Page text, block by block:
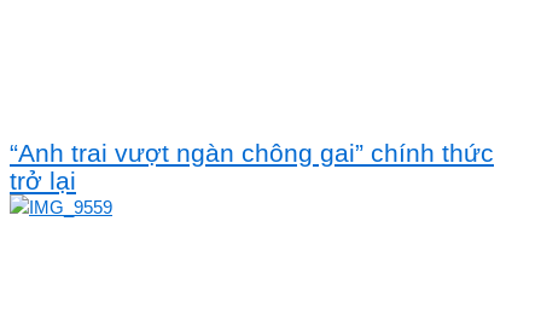
“Anh trai vượt ngàn chông gai” chính thức
trở lại